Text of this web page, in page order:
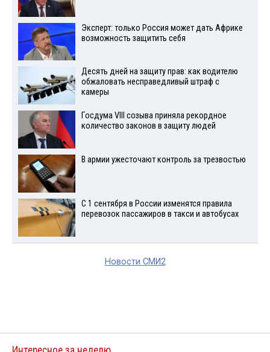
Эксперт: только Россия может дать Африке
возможность защитить себя
Десять дней на защиту прав: как водителю
обжаловать несправедливый штраф с
камеры
Госдума VIII созыва приняла рекордное
количество законов в защиту людей
В армии ужесточают контроль за трезвостью
С 1 сентября в России изменятся правила
перевозок пассажиров в такси и автобусах
Новости СМИ2